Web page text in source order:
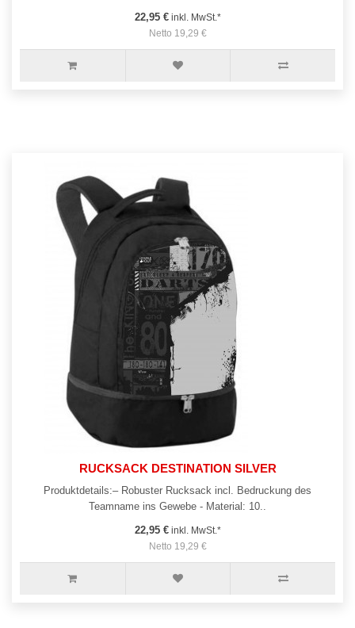
22,95 €inkl. MwSt.*
Netto 19,29 €
RUCKSACK DESTINATION SILVER
Produktdetails:– Robuster Rucksack incl. Bedruckung des
Teamname ins Gewebe - Material: 10..
22,95 €inkl. MwSt.*
Netto 19,29 €